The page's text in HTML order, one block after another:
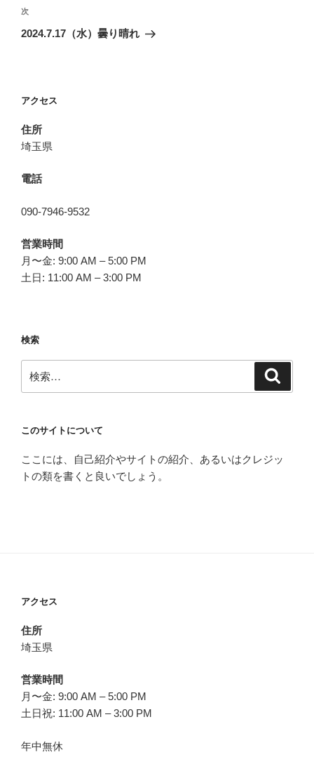
ビ
ゲ
ン
稿
次
の
次
2024.7.17（水）曇り晴れ
アクセス
住所
埼玉県
電話
090-7946-9532
営業時間
月〜金: 9:00 AM – 5:00 PM
土日: 11:00 AM – 3:00 PM
検索
索:
このサイトについて
ここには、自己紹介やサイトの紹介、あるいはクレジッ
トの類を書くと良いでしょう。
アクセス
住所
埼玉県
営業時間
月〜金: 9:00 AM – 5:00 PM
土日祝: 11:00 AM – 3:00 PM
年中無休